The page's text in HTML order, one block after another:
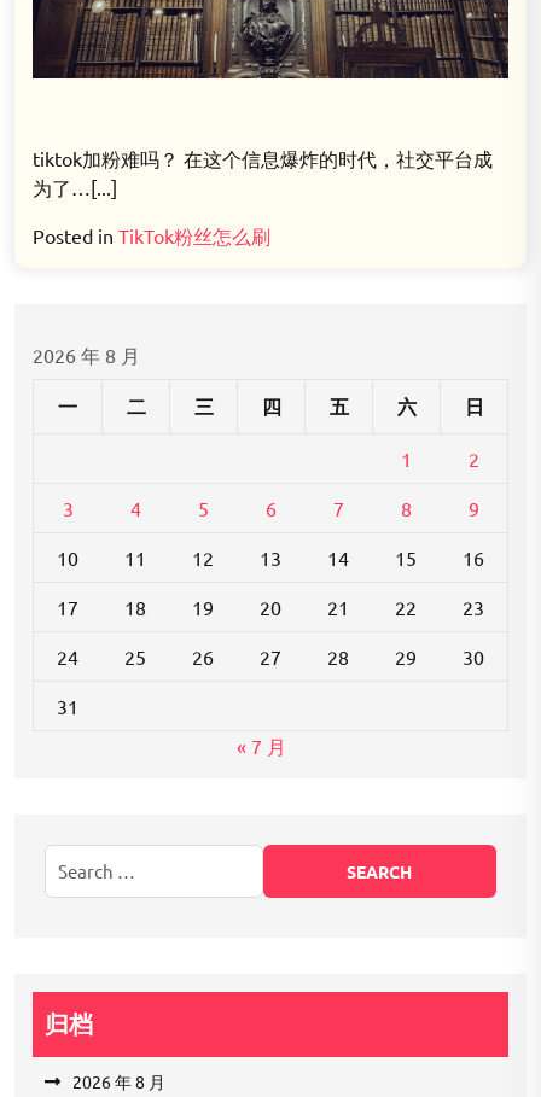
tiktok加粉难吗？ 在这个信息爆炸的时代，社交平台成
为了…[...]
Posted in TikTok粉丝怎么刷
2026 年 8 月
一 二 三 四 五 六 日
1 2
3 4 5 6 7 8 9
10 11 12 13 14 15 16
17 18 19 20 21 22 23
24 25 26 27 28 29 30
31
« 7 月
归档
2026 年 8 月